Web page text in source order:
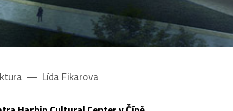
–– Lída Fikarova